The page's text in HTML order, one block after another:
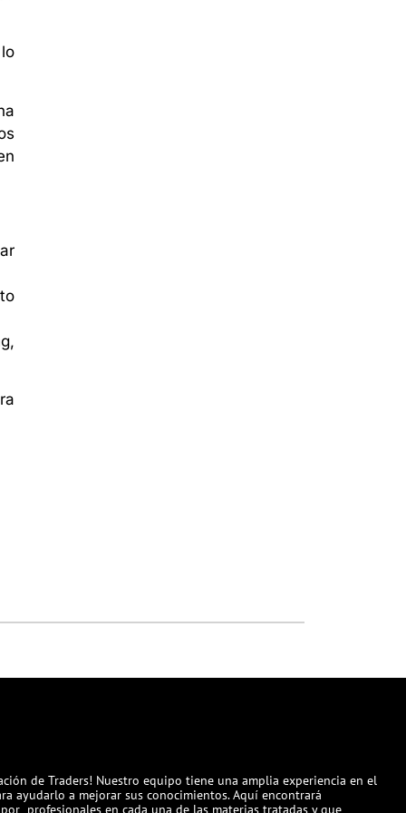
de Traders! Nuestro equipo tiene una amplia experiencia en el
ayudarlo a mejorar sus conocimientos. Aquí encontrará
profesionales en cada una de las materias tratadas y que